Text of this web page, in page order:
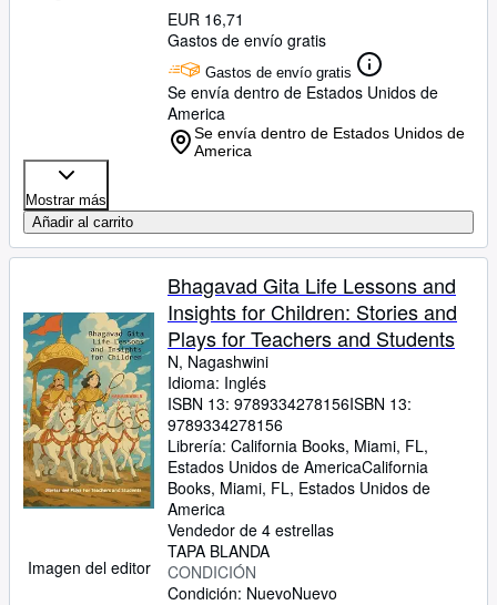
EUR 16,71
Gastos de envío gratis
Gastos de envío gratis
Se envía dentro de Estados Unidos de
America
Se envía dentro de Estados Unidos de
America
Mostrar más
Añadir al carrito
Imagen del editor
Bhagavad Gita Life Lessons and
Insights for Children: Stories and
Plays for Teachers and Students
N, Nagashwini
Idioma: Inglés
ISBN 13: 9789334278156ISBN 13:
9789334278156
Librería: California Books, Miami, FL,
Estados Unidos de AmericaCalifornia
Books, Miami, FL, Estados Unidos de
America
Vendedor de 4 estrellas
TAPA BLANDA
CONDICIÓN
Condición: NuevoNuevo